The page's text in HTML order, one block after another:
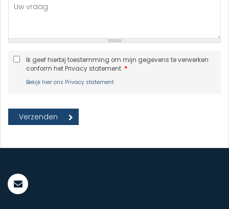
Ik geef hierbij toestemming om mijn gegevens te verwerken
conform het Privacy statement. *
Bekijk hier ons Privacy statement